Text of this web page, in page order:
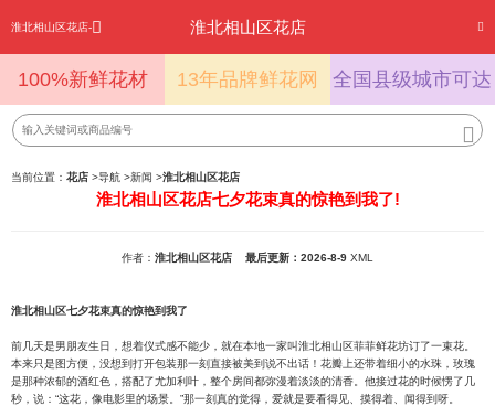
淮北相山区花店- 淮北相山区花店
100%新鲜花材 13年品牌鲜花网 全国县级城市可达
当前位置： 花店 >导航 >新闻 >淮北相山区花店
淮北相山区花店七夕花束真的惊艳到我了!
作者： 淮北相山区花店 最后更新：2026-8-9 XML
淮北相山区七夕花束真的惊艳到我了
前几天是男朋友生日，想着仪式感不能少，就在本地一家叫淮北相山区菲菲鲜花坊订了一束花。
本来只是图方便，没想到打开包装那一刻直接被美到说不出话！花瓣上还带着细小的水珠，玫瑰
是那种浓郁的酒红色，搭配了尤加利叶，整个房间都弥漫着淡淡的清香。他接过花的时候愣了几
秒，说：“这花，像电影里的场景。”那一刻真的觉得，爱就是要看得见、摸得着、闻得到呀。